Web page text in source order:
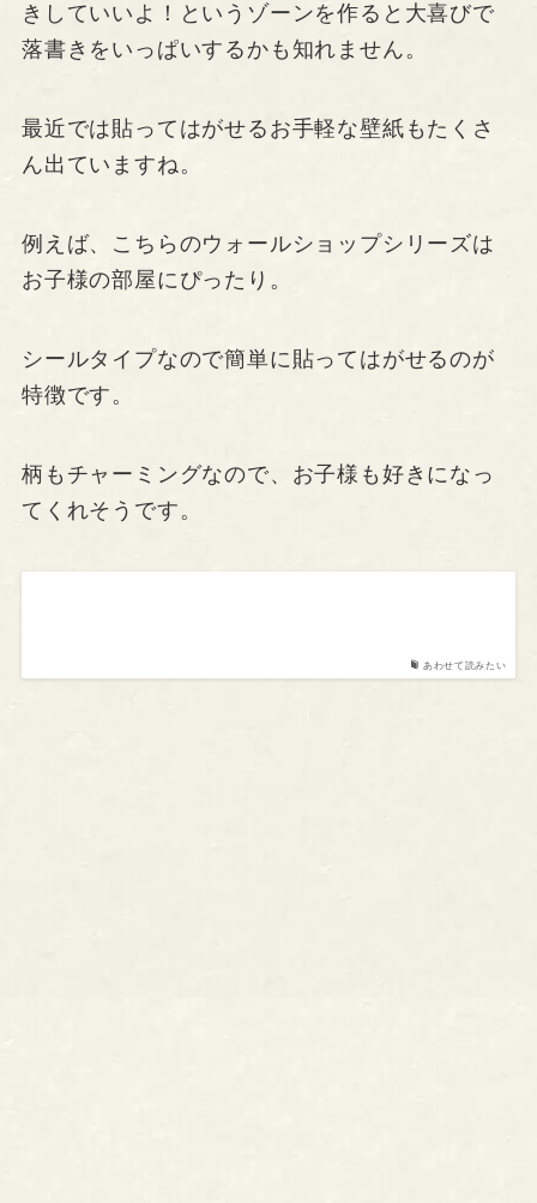
きしていいよ！というゾーンを作ると大喜びで
落書きをいっぱいするかも知れません。
最近では貼ってはがせるお手軽な壁紙もたくさ
ん出ていますね。
例えば、こちらのウォールショップシリーズは
お子様の部屋にぴったり。
シールタイプなので簡単に貼ってはがせるのが
特徴です。
柄もチャーミングなので、お子様も好きになっ
てくれそうです。
あわせて読みたい